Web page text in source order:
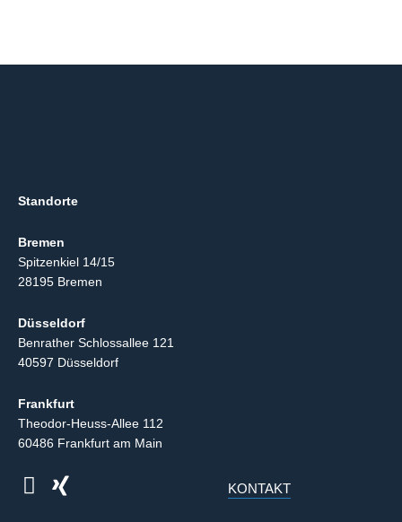
Standorte
Bremen
Spitzenkiel 14/15
28195 Bremen
Düsseldorf
Benrather Schlossallee 121
40597 Düsseldorf
Frankfurt
Theodor-Heuss-Allee 112
60486 Frankfurt am Main
KONTAKT